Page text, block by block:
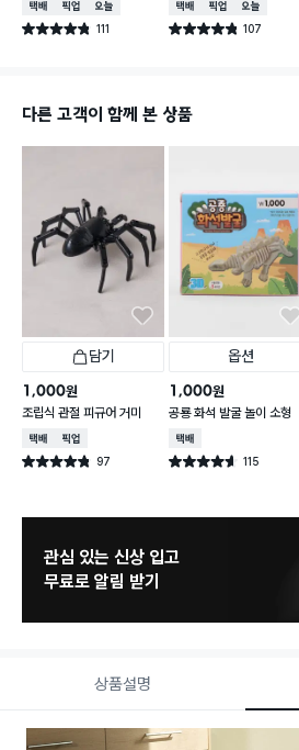
택배배송매장픽업오늘배송
별점 4.8점 111
건 작성
택배배송매장픽업오늘배송
별점 4.8점 107
건 작성
다른 고객이 함께 본 상품
담기
1,000원
조립식 관절 피규어 거미
택배배송매장픽업
별점 4.8점 97
건 작성
옵션
1,000원
공룡 화석 발굴 놀이 소형
택배배송
별점 4.6점 115
건 작성
관심 있는 신상 입고
무료로 알림 받기
상품설명